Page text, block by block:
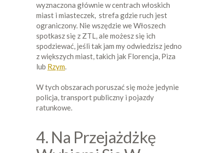
wyznaczona głównie w centrach włoskich
miast i miasteczek, strefa gdzie ruch jest
ograniczony. Nie wszędzie we Włoszech
spotkasz się z ZTL, ale możesz się ich
spodziewać, jeśli tak jam my odwiedzisz jedno
z większych miast, takich jak Florencja, Piza
lub Rzym.
W tych obszarach poruszać się może jedynie
policja, transport publiczny i pojazdy
ratunkowe.
4. Na Przejażdżkę